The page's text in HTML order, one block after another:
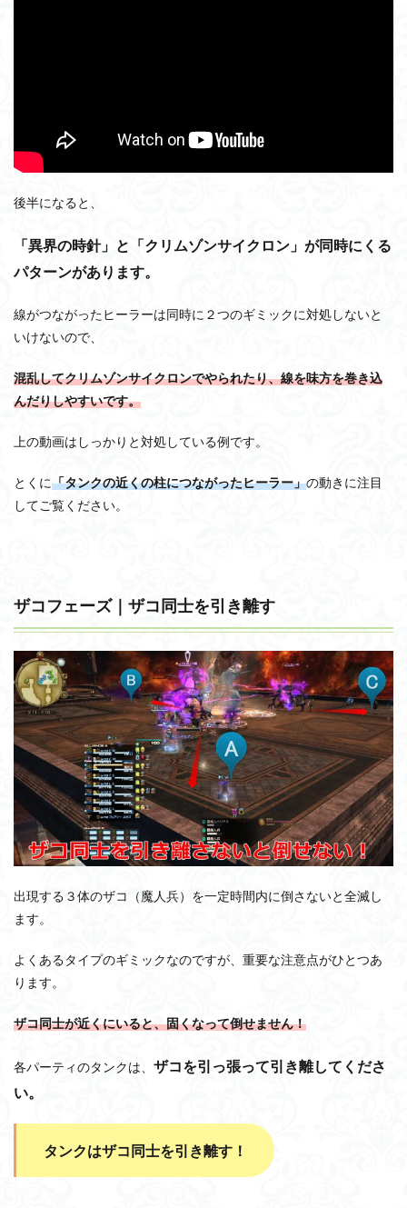
後半になると、
「異界の時針」と「クリムゾンサイクロン」が同時にくる
パターンがあります。
線がつながったヒーラーは同時に２つのギミックに対処しないと
いけないので、
混乱してクリムゾンサイクロンでやられたり、線を味方を巻き込
んだりしやすいです。
上の動画はしっかりと対処している例です。
とくに「タンクの近くの柱につながったヒーラー」の動きに注目
してご覧ください。
ザコフェーズ｜ザコ同士を引き離す
出現する３体のザコ（魔人兵）を一定時間内に倒さないと全滅し
ます。
よくあるタイプのギミックなのですが、重要な注意点がひとつあ
ります。
ザコ同士が近くにいると、固くなって倒せません！
各パーティのタンクは、 ザコを引っ張って引き離してくださ
い。
タンクはザコ同士を引き離す！